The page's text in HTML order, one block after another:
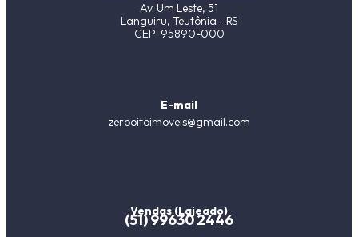
Av. Um Leste, 51
Languiru, Teutônia - RS
CEP: 95890-000
E-mail
zerooitoimoveis@gmail.com
Vendas (Lajeado)
(51) 99630 2446